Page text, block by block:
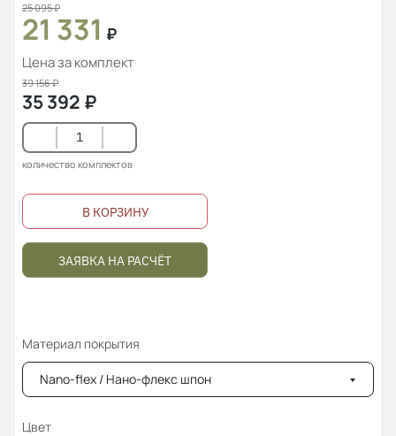
25 095₽
21 331 ₽
Цена за комплект
39 156₽
35 392 ₽
количество комплектов
В КОРЗИНУ
ЗАЯВКА НА РАСЧЁТ
Материал покрытия
Nano-flex / Нано-флекс шпон
Цвет